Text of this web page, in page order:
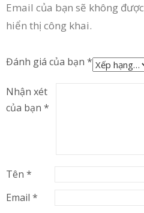
Email của bạn sẽ không được
hiển thị công khai.
Đánh giá của bạn *
Nhận xét
của bạn *
Tên *
Email *